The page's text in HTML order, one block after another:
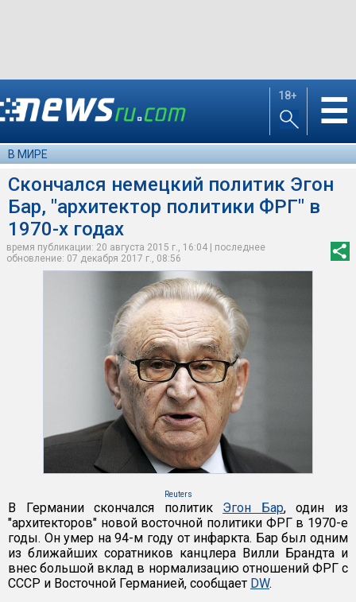
18+ ☰
В МИРЕ
Скончался немецкий политик Эгон
Бар, "архитектор политики ФРГ" в
1970-х годах
время публикации: 20 августа 2015 г., 16:04 | последнее
обновление: 07 декабря 2017 г., 08:56
Reuters
В Германии скончался политик Эгон Бар, один из
"архитекторов" новой восточной политики ФРГ в 1970-е
годы. Он умер на 94-м году от инфаркта. Бар был одним
из ближайших соратников канцлера Вилли Брандта и
внес большой вклад в нормализацию отношений ФРГ с
СССР и Восточной Германией, сообщает DW.